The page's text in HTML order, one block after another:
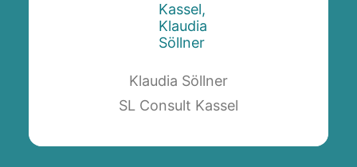
Klaudia Söllner
SL Consult Kassel